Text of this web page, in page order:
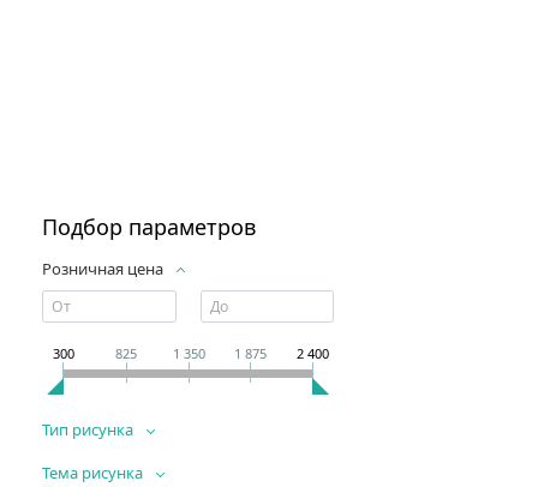
Подбор параметров
Розничная цена
300 825 1 350 1 875 2 400
Тип рисунка
Тема рисунка